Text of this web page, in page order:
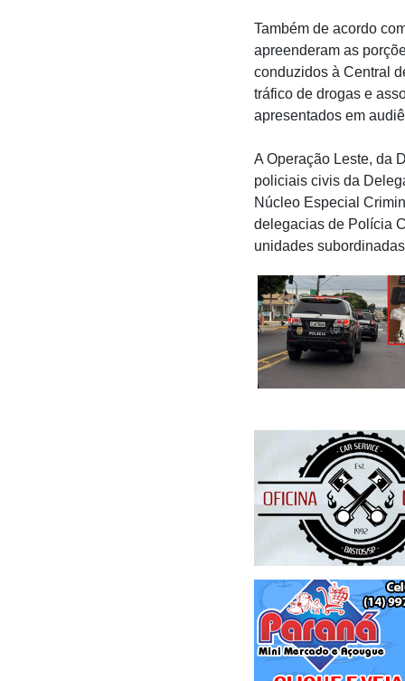
Também de acordo
apreenderam as
conduzidos à Central
tráfico de drogas e
apresentados em
A Operação Leste, da
policiais civis da
Núcleo Especial
delegacias de Polícia
unidades